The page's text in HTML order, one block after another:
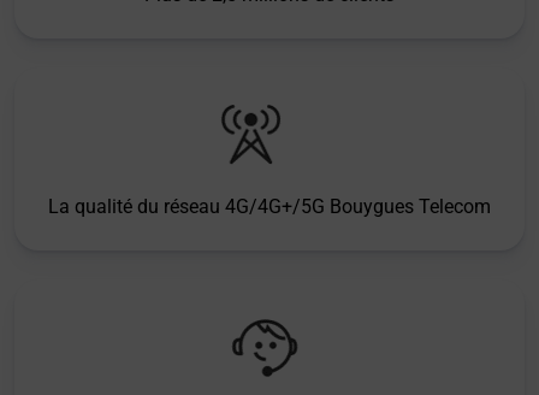
La qualité du réseau 4G/4G+/5G Bouygues Telecom